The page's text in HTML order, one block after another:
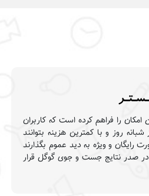
را فراهم کرده است که کاربران
24 ساعت از شبانه روز و با کمترین هزینه بتوانند
رایگان و ویژه به دید عموم بگذارند
صدر نتایج جست و جوی گوگل قرار